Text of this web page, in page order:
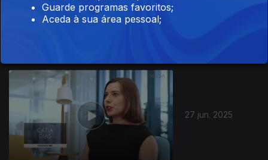
27 jun. 2025
Guarde programas favoritos;
Aceda à sua área pessoal;